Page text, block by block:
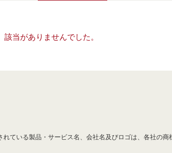
該当がありませんでした。
れている製品・サービス名、会社名及びロゴは、各社の商